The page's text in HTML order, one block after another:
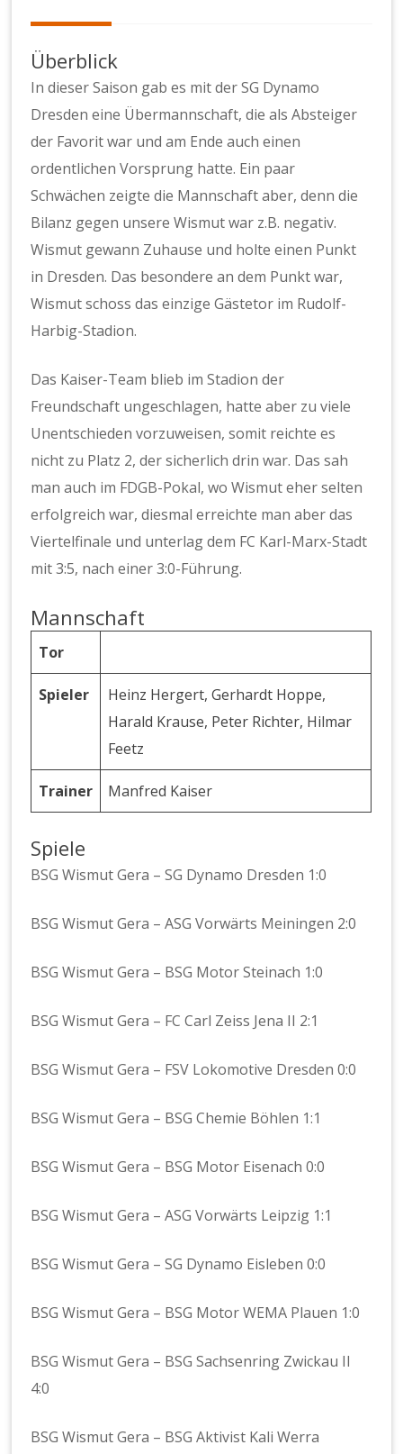
Überblick
In dieser Saison gab es mit der SG Dynamo
Dresden eine Übermannschaft, die als Absteiger
der Favorit war und am Ende auch einen
ordentlichen Vorsprung hatte. Ein paar
Schwächen zeigte die Mannschaft aber, denn die
Bilanz gegen unsere Wismut war z.B. negativ.
Wismut gewann Zuhause und holte einen Punkt
in Dresden. Das besondere an dem Punkt war,
Wismut schoss das einzige Gästetor im Rudolf-
Harbig-Stadion.
Das Kaiser-Team blieb im Stadion der
Freundschaft ungeschlagen, hatte aber zu viele
Unentschieden vorzuweisen, somit reichte es
nicht zu Platz 2, der sicherlich drin war. Das sah
man auch im FDGB-Pokal, wo Wismut eher selten
erfolgreich war, diesmal erreichte man aber das
Viertelfinale und unterlag dem FC Karl-Marx-Stadt
mit 3:5, nach einer 3:0-Führung.
Mannschaft
Tor
Spieler
Heinz Hergert, Gerhardt Hoppe,
Harald Krause, Peter Richter, Hilmar
Feetz
Trainer Manfred Kaiser
Spiele
BSG Wismut Gera – SG Dynamo Dresden 1:0
BSG Wismut Gera – ASG Vorwärts Meiningen 2:0
BSG Wismut Gera – BSG Motor Steinach 1:0
BSG Wismut Gera – FC Carl Zeiss Jena II 2:1
BSG Wismut Gera – FSV Lokomotive Dresden 0:0
BSG Wismut Gera – BSG Chemie Böhlen 1:1
BSG Wismut Gera – BSG Motor Eisenach 0:0
BSG Wismut Gera – ASG Vorwärts Leipzig 1:1
BSG Wismut Gera – SG Dynamo Eisleben 0:0
BSG Wismut Gera – BSG Motor WEMA Plauen 1:0
BSG Wismut Gera – BSG Sachsenring Zwickau II
4:0
BSG Wismut Gera – BSG Aktivist Kali Werra